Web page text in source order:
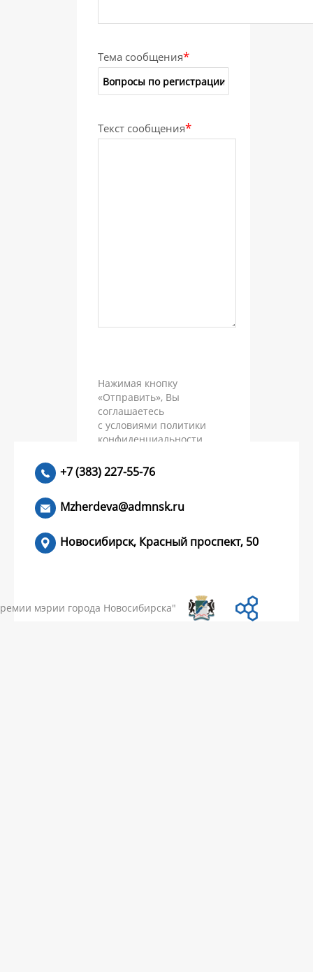
Тема сообщения*
Текст сообщения*
Нажимая кнопку
«Отправить», Вы
соглашаетесь
с условиями политики
конфиденциальности
Send
+7 (383) 227-55-76
Mzherdeva@admnsk.ru
Новосибирск, Красный проспект, 50
мэрии города Новосибирска"